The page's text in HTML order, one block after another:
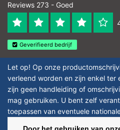
Reviews 273 - Goed
Geverifieerd bedrijf
Let op! Op onze
verleend worden en zijn enkel ter
zijn geen handleiding of
mag gebruiken. U bent zelf
toepassen van eventuele